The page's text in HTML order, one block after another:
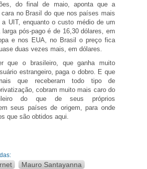
do final de maio, aponta que a
no Brasil do que nos países mais
a UIT, enquanto o custo médio de um
larga pós-pago é de 16,30 dólares, em
e nos EUA, no Brasil o preço fica
duas vezes mais, em dólares.
que o brasileiro, que ganha muito
estrangeiro, paga o dobro. E que
que receberam todo tipo de
cobram muito mais caro do
do que de seus próprios
seus países de origem, para onde
que são obtidos aqui.
Mauro Santayanna